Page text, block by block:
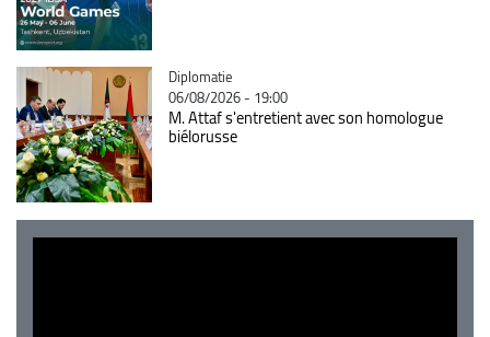
Catégorie
Diplomatie
06/08/2026 - 19:00
M. Attaf s'entretient avec son homologue
biélorusse